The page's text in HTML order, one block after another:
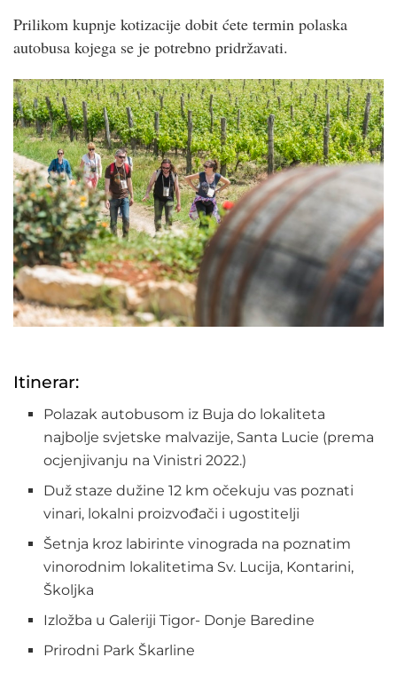
Prilikom kupnje kotizacije dobit ćete termin polaska
autobusa kojega se je potrebno pridržavati.
Itinerar:
Polazak autobusom iz Buja do lokaliteta
najbolje svjetske malvazije, Santa Lucie (prema
ocjenjivanju na Vinistri 2022.)
Duž staze dužine 12 km očekuju vas poznati
vinari, lokalni proizvođači i ugostitelji
Šetnja kroz labirinte vinograda na poznatim
vinorodnim lokalitetima Sv. Lucija, Kontarini,
Školjka
Izložba u Galeriji Tigor- Donje Baredine
Prirodni Park Škarline